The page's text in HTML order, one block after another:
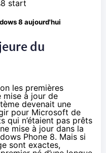
8 aujourd'hui
du
les premières
à jour de
devenait une
pour Microsoft de
qui n’étaient pas prêts
mise à jour dans la
Phone 8. Mais si
sont exactes,